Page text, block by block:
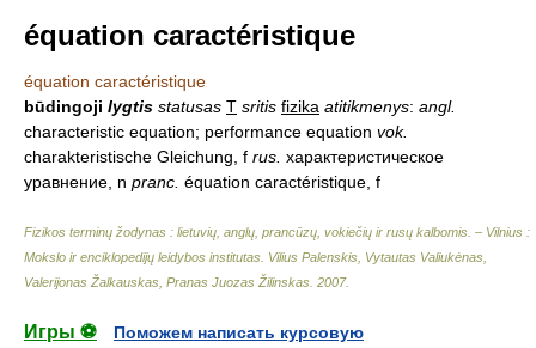
équation caractéristique
équation caractéristique
būdingoji lygtis statusas T sritis fizika atitikmenys: angl.
characteristic equation; performance equation vok.
charakteristische Gleichung, f rus. характеристическое
уравнение, n pranc. équation caractéristique, f
Fizikos terminų žodynas : lietuvių, anglų, prancūzų, vokiečių ir rusų kalbomis. – Vilnius :
Mokslo ir enciklopedijų leidybos institutas Vilius Palenskis, Vytautas Valiukėnas,
Valerijonas Žalkauskas, Pranas Juozas Žilinskas 2007.
Игры ⚽
Поможем написать курсовую